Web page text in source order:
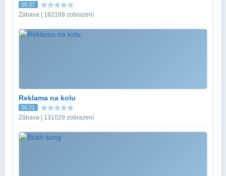
00:37
Zábava | 182168 zobrazení
Reklama na kolu
00:21
Zábava | 131029 zobrazení